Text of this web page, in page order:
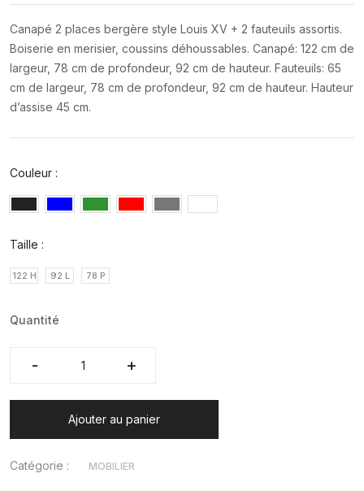
Canapé 2 places bergère style Louis XV + 2 fauteuils assortis.
Boiserie en merisier, coussins déhoussables. Canapé: 122 cm de
largeur, 78 cm de profondeur, 92 cm de hauteur. Fauteuils: 65
cm de largeur, 78 cm de profondeur, 92 cm de hauteur. Hauteur
d’assise 45 cm.
Couleur :
Taille :
122 H 92 L 78 P
Quantité
- +
- +
Ajouter au panier
Catégorie : MOBILIER